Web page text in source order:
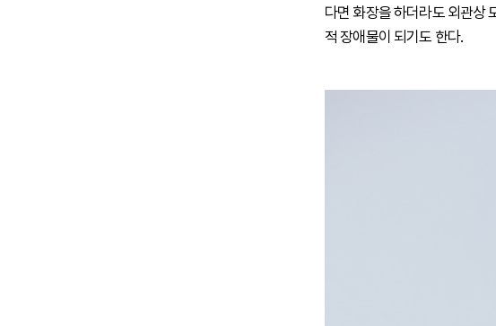
다면 화장을 하더라도 외관상
적 장애물이 되기도 한다.